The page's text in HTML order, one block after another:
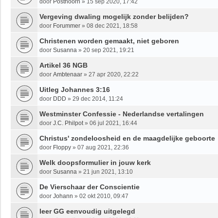
door Posthoorn » 15 sep 2020, 17:42
Vergeving dwaling mogelijk zonder belijden?
door Forummer » 08 dec 2021, 18:58
Christenen worden gemaakt, niet geboren
door Susanna » 20 sep 2021, 19:21
Artikel 36 NGB
door Ambtenaar » 27 apr 2020, 22:22
Uitleg Johannes 3:16
door DDD » 29 dec 2014, 11:24
Westminster Confessie - Nederlandse vertalingen
door J.C. Philpot» 06 jul 2021, 16:44
Christus' zondeloosheid en de maagdelijke geboorte
door Floppy » 07 aug 2021, 22:36
Welk doopsformulier in jouw kerk
door Susanna » 21 jun 2021, 13:10
De Vierschaar der Conscientie
door Johann » 02 okt 2010, 09:47
leer GG eenvoudig uitgelegd